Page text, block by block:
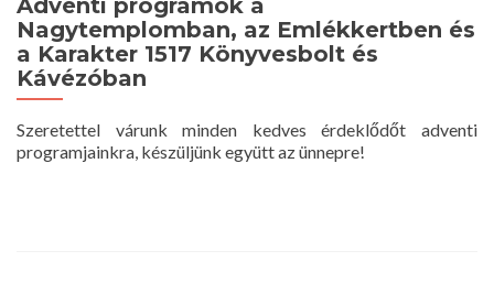
Adventi programok a
Nagytemplomban, az Emlékkertben és
a Karakter 1517 Könyvesbolt és
Kávézóban
Szeretettel várunk minden kedves érdeklődőt adventi
programjainkra, készüljünk együtt az ünnepre!